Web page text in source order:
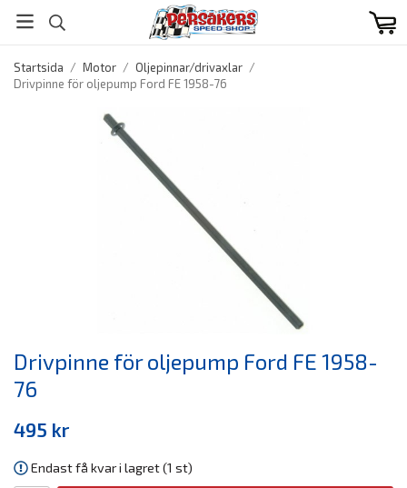
Startsida / Motor / Oljepinnar/drivaxlar /
Drivpinne för oljepump Ford FE 1958-76
Drivpinne för oljepump Ford FE 1958-
76
495 kr
Endast få kvar i lagret (1 st)